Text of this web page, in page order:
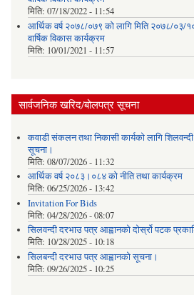
मिति: 07/18/2022 - 11:54
आर्थिक वर्ष २०७८/०७९ को लागि मिति २०७८/०३/
वार्षिक विकास कार्यक्रम
मिति: 10/01/2021 - 11:57
सार्वजनिक खरिद/बोलपत्र सूचना
कवाडी संकलन तथा निकासी कार्यको लागि
सूचना।
मिति: 08/07/2026 - 11:32
आर्थिक वर्ष २०८३।०८४ को नीति तथा कार्यक्रम
मिति: 06/25/2026 - 13:42
Invitation For Bids
मिति: 04/28/2026 - 08:07
सिलवन्दी दरभाउ पत्र आह्वानको दोर्स्रो पटक
मिति: 10/28/2025 - 10:18
सिलबन्दी दरभाउ पत्र आह्वानको सूचना।
मिति: 09/26/2025 - 10:25